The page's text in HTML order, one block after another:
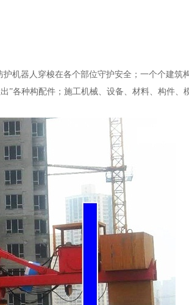
机器人穿梭在各个部位守护安全；一个个建筑
”各种构配件；施工机械、设备、材料、构件、